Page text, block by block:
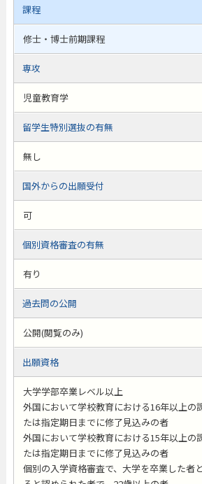
課程
修士・博士前期課程
専攻
児童教育学
留学生特別選抜の有無
無し
国外からの出願受付
可
個別資格審査の有無
有り
過去問の公開
公開(閲覧のみ)
出願資格
大学学部卒業レベル以上
外国において学校教育における16年以上の
たは指定期日までに修了見込みの者
外国において学校教育における15年以上の
たは指定期日までに修了見込みの者
個別の入学資格審査で、大学を卒業した者